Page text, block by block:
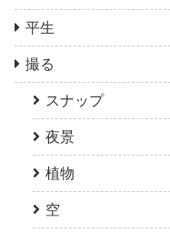
平生
撮る
スナップ
夜景
植物
空